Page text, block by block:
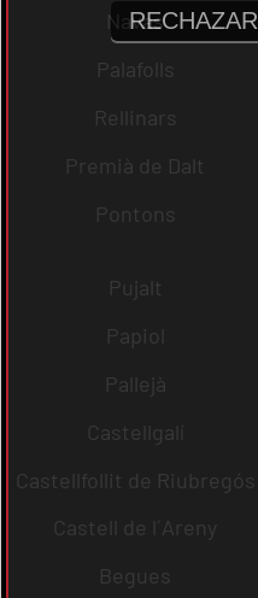
Navas
Palafolls
Rellinars
Premià de Dalt
Pontons
Pujalt
Papiol
Pallejà
Castellgalí
Castellfollit de Riubregós
Castell de l´Areny
Begues
RECHAZAR